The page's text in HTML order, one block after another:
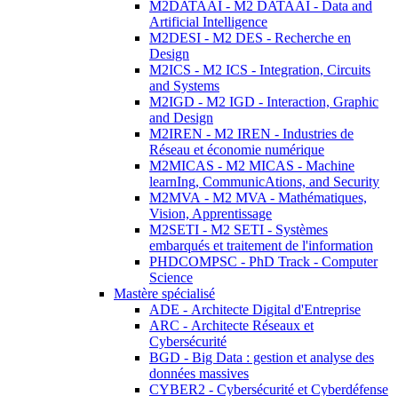
M2DATAAI - M2 DATAAI - Data and
Artificial Intelligence
M2DESI - M2 DES - Recherche en
Design
M2ICS - M2 ICS - Integration, Circuits
and Systems
M2IGD - M2 IGD - Interaction, Graphic
and Design
M2IREN - M2 IREN - Industries de
Réseau et économie numérique
M2MICAS - M2 MICAS - Machine
learnIng, CommunicAtions, and Security
M2MVA - M2 MVA - Mathématiques,
Vision, Apprentissage
M2SETI - M2 SETI - Systèmes
embarqués et traitement de l'information
PHDCOMPSC - PhD Track - Computer
Science
Mastère spécialisé
ADE - Architecte Digital d'Entreprise
ARC - Architecte Réseaux et
Cybersécurité
BGD - Big Data : gestion et analyse des
données massives
CYBER2 - Cybersécurité et Cyberdéfense